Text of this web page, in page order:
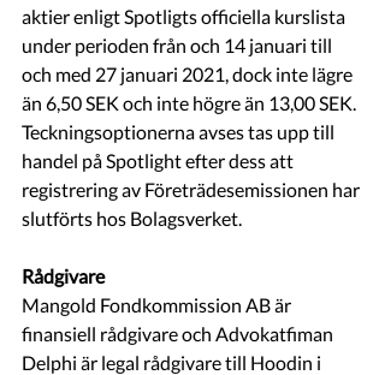
aktier enligt Spotligts officiella kurslista
under perioden från och 14 januari till
och med 27 januari 2021, dock inte lägre
än 6,50 SEK och inte högre än 13,00 SEK.
Teckningsoptionerna avses tas upp till
handel på Spotlight efter dess att
registrering av Företrädesemissionen har
slutförts hos Bolagsverket.
Rådgivare
Mangold Fondkommission AB är
finansiell rådgivare och Advokatfiman
Delphi är legal rådgivare till Hoodin i